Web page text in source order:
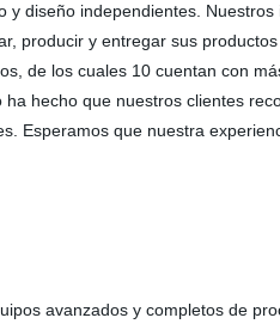
y diseño independientes.
producir y entregar sus
de los cuales 10 cuentan con
ha hecho que nuestros clientes
Esperamos que nuestra
avanzados y completos de